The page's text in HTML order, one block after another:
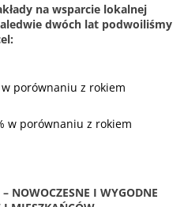
na wsparcie lokalnej
dwóch lat podwoiliśmy
porównaniu z rokiem
w porównaniu z rokiem
NOWOCZESNE I WYGODNE